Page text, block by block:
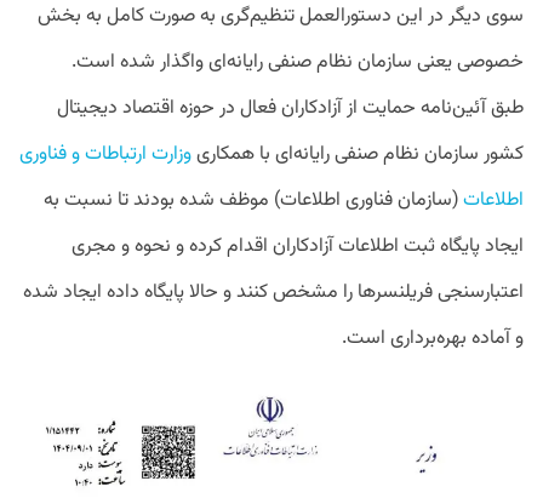
سوی دیگر در این دستورالعمل تنظیم‌گری به صورت کامل به بخش
خصوصی یعنی سازمان نظام صنفی رایانه‌ای واگذار شده است.
طبق آئین‌نامه حمایت از آزادکاران فعال در حوزه اقتصاد دیجیتال
کشور سازمان نظام صنفی رایانه‌ای با همکاریوزارت ارتباطات و فناوری
اطلاعات(سازمان فناوری اطلاعات) موظف شده بودند تا نسبت به
ایجاد پایگاه ثبت اطلاعات آزادکاران اقدام کرده و نحوه و مجری
اعتبارسنجی فریلنسرها را مشخص کنند و حالاپایگاه داده ایجاد شده
و آماده بهره‌برداری است.